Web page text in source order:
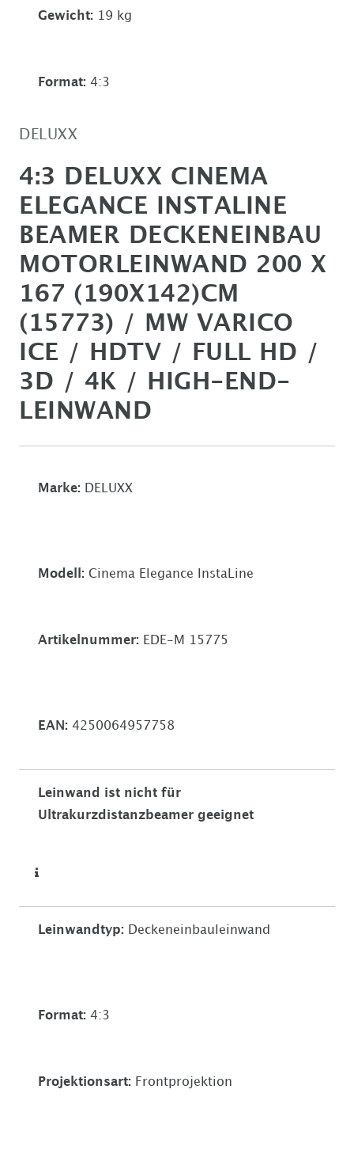
Gewicht: 19 kg
Format: 4:3
DELUXX
4:3 DELUXX CINEMA
ELEGANCE INSTALINE
BEAMER DECKENEINBAU
MOTORLEINWAND 200 X
167 (190X142)CM
(15773) / MW VARICO
ICE / HDTV / FULL HD /
3D / 4K / HIGH-END-
LEINWAND
Marke: DELUXX
Modell: Cinema Elegance InstaLine
Artikelnummer: EDE-M 15775
EAN: 4250064957758
Leinwand ist nicht für
Ultrakurzdistanzbeamer geeignet
Leinwandtyp: Deckeneinbauleinwand
Format: 4:3
Projektionsart: Frontprojektion